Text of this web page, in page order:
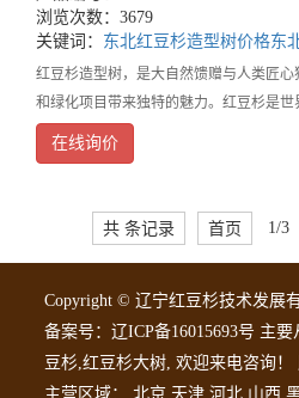
浏览次数：3679
关键词： 东北红豆杉造型树价格东
红豆杉造型树，是大自然馈赠与人类匠
和绿化项目带来独特的魅力。红豆杉是
经过了第四纪冰川遗留下来的古老孑遗树
强地生存下来，承载着地球历史的记忆。
在线询价
共 条记录 首页 1/3
Copyright © 辽宁红豆杉技术发展
备案号：辽ICP备16015693号 主要
豆杉,红豆杉大树, 欢迎来电咨询！
主营区域：北京 天津 河北 山西